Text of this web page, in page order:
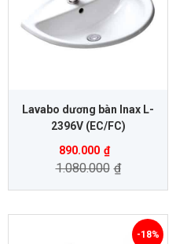
Lavabo dương bàn Inax L-
2396V (EC/FC)
890.000 ₫
1.080.000 ₫
-18%